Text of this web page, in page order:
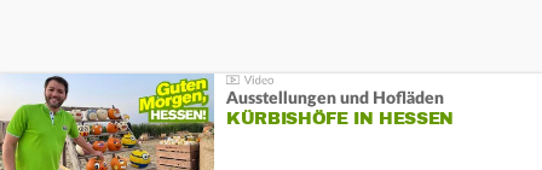
Ausstellungen und Hofläden
KÜRBISHÖFE IN HESSEN